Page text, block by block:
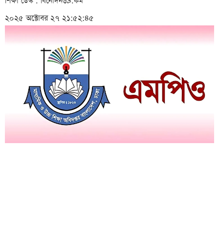
২০২৫ অক্টোবর ২৭ ২১:৫২:৪৫